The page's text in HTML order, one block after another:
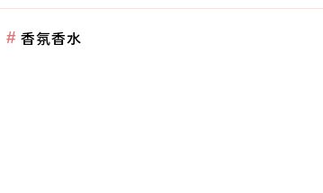
香氛香水